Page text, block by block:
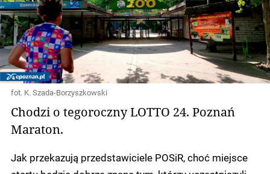
fot. K. Szada-Borzyszkowski
Chodzi o tegoroczny LOTTO 24. Poznań
Maraton.
Jak przekazują przedstawiciele POSiR, choć miejsce